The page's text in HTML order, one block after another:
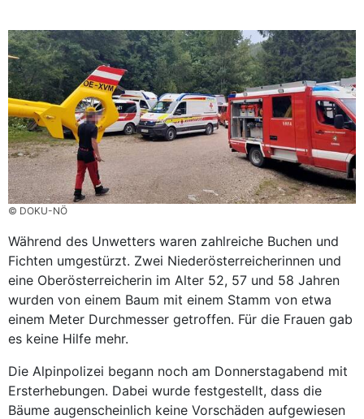
© DOKU-NÖ
Während des Unwetters waren zahlreiche Buchen und
Fichten umgestürzt. Zwei Niederösterreicherinnen und
eine Oberösterreicherin im Alter 52, 57 und 58 Jahren
wurden von einem Baum mit einem Stamm von etwa
einem Meter Durchmesser getroffen. Für die Frauen gab
es keine Hilfe mehr.
Die Alpinpolizei begann noch am Donnerstagabend mit
Ersterhebungen. Dabei wurde festgestellt, dass die
Bäume augenscheinlich keine Vorschäden aufgewiesen